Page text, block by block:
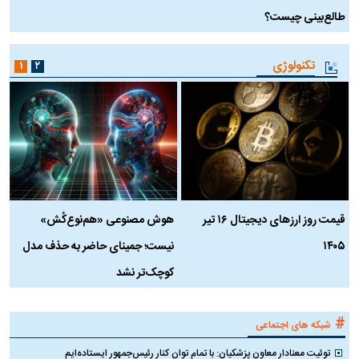
طالع‌بینی چیست؟
تکنولوژی
قیمت روز ارز‌های دیجیتال ۱۶ تیر
۱۴۰۵
هوش مصنوعی «هم‌نوع‌کُش»
نیست؛ جمینای حاضر به حذف مدل
کوچک‌تر نشد
۱ ۲
# شبکه های اجتماعی
توئیت معنادار معاون پزشکیان: با تمام توان کنار رئیس‌جمهور ایستاده‌ایم